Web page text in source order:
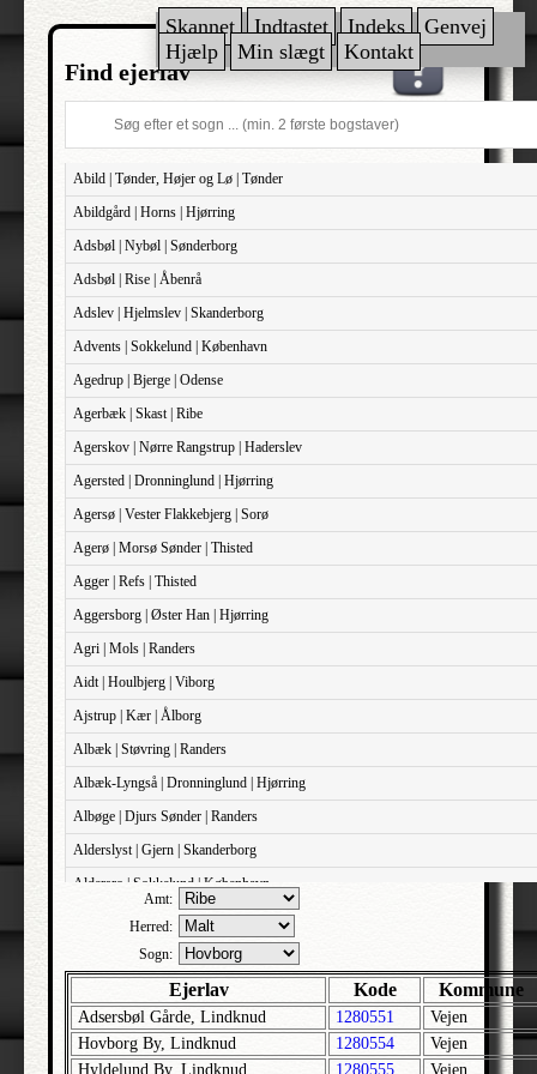
Skannet Indtastet Indeks
Genvej
Hjælp
Min slægt Kontakt
Find ejerlav
Abild | Tønder, Højer og Lø | Tønder
Abildgård | Horns | Hjørring
Adsbøl | Nybøl | Sønderborg
Adsbøl | Rise | Åbenrå
Adslev | Hjelmslev | Skanderborg
Advents | Sokkelund | København
Agedrup | Bjerge | Odense
Agerbæk | Skast | Ribe
Agerskov | Nørre Rangstrup | Haderslev
Agersted | Dronninglund | Hjørring
Agersø | Vester Flakkebjerg | Sorø
Agerø | Morsø Sønder | Thisted
Agger | Refs | Thisted
Aggersborg | Øster Han | Hjørring
Agri | Mols | Randers
Aidt | Houlbjerg | Viborg
Ajstrup | Kær | Ålborg
Albæk | Støvring | Randers
Albæk-Lyngså | Dronninglund | Hjørring
Albøge | Djurs Sønder | Randers
Alderslyst | Gjern | Skanderborg
Aldersro | Sokkelund | København
Allehelgens | Sokkelund | København
Aller | Sønder Tyrstrup | Haderslev
Allerslev | Bårse | Præstø
Allerslev | Voldborg | Roskilde
Allerup | Åsum | Odense
Amt:
Herred:
Sogn:
Ejerlav Kode Kommune
Adsersbøl Gårde, Lindknud 1280551
Vejen
Hovborg By, Lindknud
1280554
Vejen
Hyldelund By, Lindknud
1280555 Vejen